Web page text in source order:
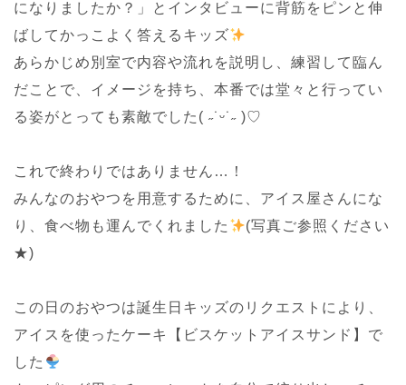
になりましたか？」とインタビューに背筋をピンと伸
ばしてかっこよく答えるキッズ
あらかじめ別室で内容や流れを説明し、練習して臨ん
だことで、イメージを持ち、本番では堂々と行ってい
る姿がとっても素敵でした( ˶˙ᵕ˙˶ )♡
これで終わりではありません…！
みんなのおやつを用意するために、アイス屋さんにな
り、食べ物も運んでくれました
(写真ご参照ください
★)
この日のおやつは誕生日キッズのリクエストにより、
アイスを使ったケーキ【ビスケットアイスサンド】で
した